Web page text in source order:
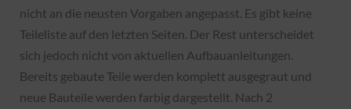
nicht an die neusten Vorgaben angepasst. Es gibt keine
Teileliste auf den letzten Seiten. Der Rest unterscheidet
sich jedoch nicht von aktuellen Aufbauanleitungen.
Bereits gebaute Teile werden komplett ausgegraut und
neue Bauteile werden farbig dargestellt. Nach 2